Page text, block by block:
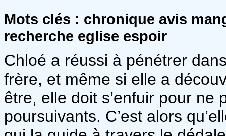
Mots clés : chronique avis
recherche eglise espoir
Chloé a réussi à pénétrer
frère, et même si elle a
être, elle doit s’enfuir pour ne
poursuivants. C’est alors